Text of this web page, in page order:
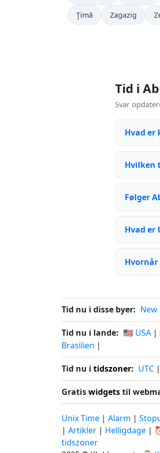
Ţimā Zagazig
Tid i
Svar
Hvad er
Hvilken
Følger
Hvad er
Hvornår
Tid nu i disse byer: New
Tid nu i lande: 🇺🇸 USA |
Brasilien |
Tid nu i tidszoner: UTC |
Gratiswidgetstil
Unix Time | Alarm |
| Artikler | Helligdage |
tidszoner